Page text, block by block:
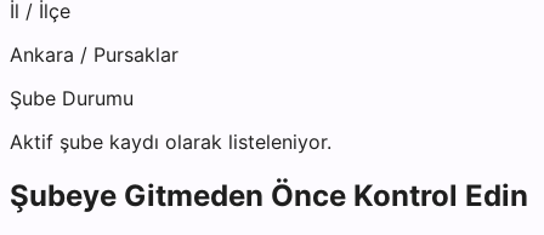
İl / İlçe
Ankara / Pursaklar
Şube Durumu
Aktif şube kaydı olarak listeleniyor.
Şubeye Gitmeden Önce Kontrol Edin